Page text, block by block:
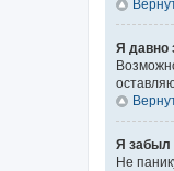
Я давно
Я забыл
Не